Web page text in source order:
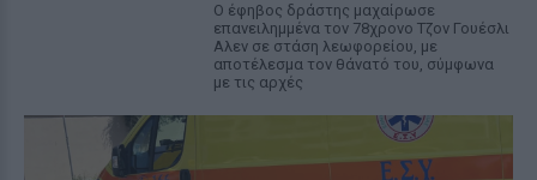
Ο έφηβος δράστης μαχαίρωσε
επανειλημμένα τον 78χρονο Τζον Γουέσλι
Αλεν σε στάση λεωφορείου, με
αποτέλεσμα τον θάνατό του, σύμφωνα
με τις αρχές